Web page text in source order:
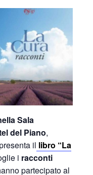
Sala
del Piano,
il libro “La
i racconti
partecipato al